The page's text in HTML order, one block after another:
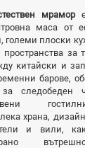
мрамор
маса от
големи плоски
за
китайски и
барове,
следобеден
храна,
и вили,